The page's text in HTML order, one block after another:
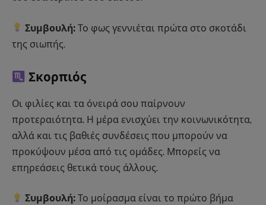
Συμβουλή: Το φως γεννιέται πρώτα στο σκοτάδι
της σιωπής.
Σκορπιός
Οι φιλίες και τα όνειρά σου παίρνουν
προτεραιότητα. Η μέρα ενισχύει την κοινωνικότητα,
αλλά και τις βαθιές συνδέσεις που μπορούν να
προκύψουν μέσα από τις ομάδες. Μπορείς να
επηρεάσεις θετικά τους άλλους.
Συμβουλή: Το μοίρασμα είναι το πρώτο βήμα